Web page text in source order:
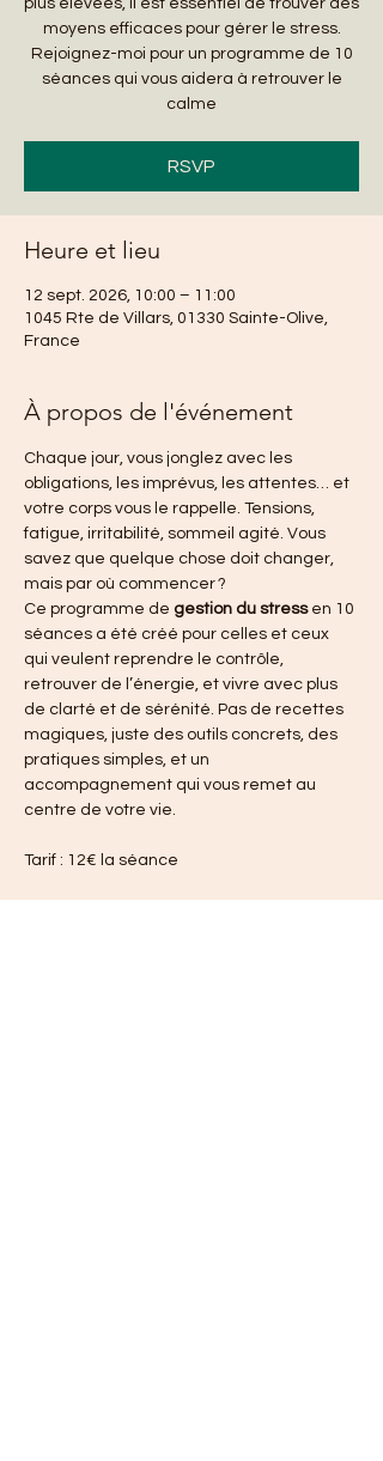
plus élevées, il est essentiel de trouver des
moyens efficaces pour gérer le stress.
Rejoignez-moi pour un programme de 10
séances qui vous aidera à retrouver le
calme
RSVP
Heure et lieu
12 sept. 2026, 10:00 – 11:00
1045 Rte de Villars, 01330 Sainte-Olive,
France
À propos de l'événement
Chaque jour, vous jonglez avec les
obligations, les imprévus, les attentes… et
votre corps vous le rappelle. Tensions,
fatigue, irritabilité, sommeil agité. Vous
savez que quelque chose doit changer,
mais par où commencer ?
Ce programme de gestion du stress en 10
séances a été créé pour celles et ceux
qui veulent reprendre le contrôle,
retrouver de l’énergie, et vivre avec plus
de clarté et de sérénité. Pas de recettes
magiques, juste des outils concrets, des
pratiques simples, et un
accompagnement qui vous remet au
centre de votre vie.
Tarif : 12€ la séance